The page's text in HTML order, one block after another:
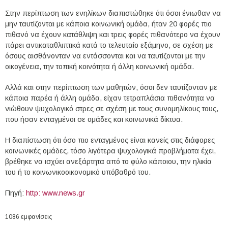
Στην περίπτωση των ενηλίκων διαπιστώθηκε ότι όσοι ένιωθαν να
μην ταυτίζονται με κάποια κοινωνική ομάδα, ήταν 20 φορές πιο
πιθανό να έχουν κατάθλιψη και τρεις φορές πιθανότερο να έχουν
πάρει αντικαταθλιπτικά κατά το τελευταίο εξάμηνο, σε σχέση με
όσους αισθάνονταν να εντάσσονται και να ταυτίζονται με την
οικογένεια, την τοπική κοινότητα ή άλλη κοινωνική ομάδα.
Αλλά και στην περίπτωση των μαθητών, όσοι δεν ταυτίζονταν με
κάποια παρέα ή άλλη ομάδα, είχαν τετραπλάσια πιθανότητα να
νιώθουν ψυχολογικό στρες σε σχέση με τους συνομηλίκους τους,
που ήσαν ενταγμένοι σε ομάδες και κοινωνικά δίκτυα.
Η διαπίστωση ότι όσο πιο ενταγμένος είναι κανείς στις διάφορες
κοινωνικές ομάδες, τόσο λιγότερα ψυχολογικά προβλήματα έχει,
βρέθηκε να ισχύει ανεξάρτητα από το φύλο κάποιου, την ηλικία
του ή το κοινωνικοοικονομικό υπόβαθρό του.
Πηγή: http: www.news.gr
1086 εμφανίσεις